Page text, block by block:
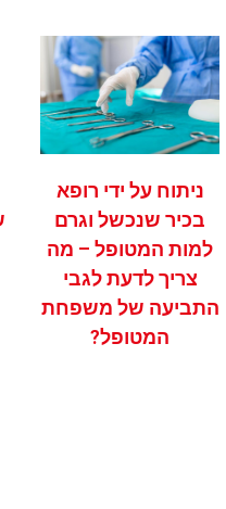
ניתוח על ידי רופא
בכיר שנכשל וגרם
למות המטופל – מה
צריך לדעת לגבי
התביעה של משפחת
המטופל?